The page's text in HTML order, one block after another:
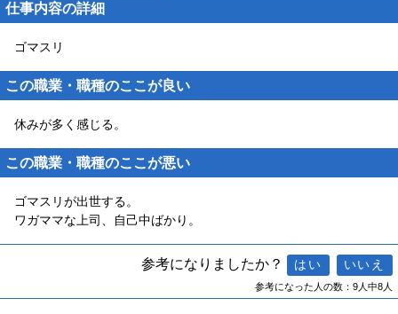
仕事内容の詳細
ゴマスリ
この職業・職種のここが良い
休みが多く感じる。
この職業・職種のここが悪い
ゴマスリが出世する。
ワガママな上司、自己中ばかり。
参考になりましたか？
参考になった人の数：9人中8人